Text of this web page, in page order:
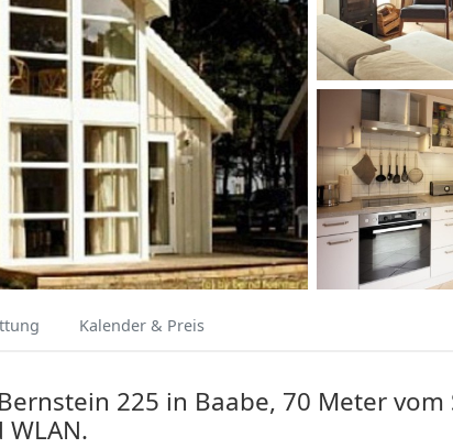
Kalender & Preis
225 in Baabe, 70 Meter vom